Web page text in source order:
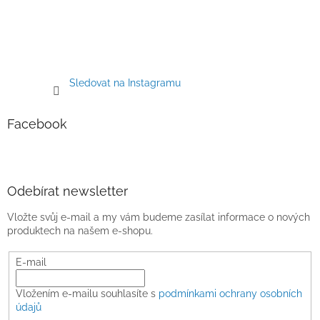
Sledovat na Instagramu
Facebook
Odebírat newsletter
Vložte svůj e-mail a my vám budeme zasílat informace o nových
produktech na našem e-shopu.
E-mail
Vložením e-mailu souhlasíte s podmínkami ochrany osobních
údajů